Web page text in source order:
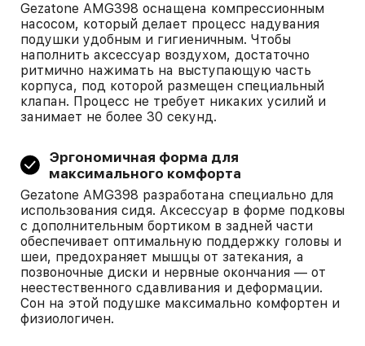
Gezatone AMG398 оснащена компрессионным
насосом, который делает процесс надувания
подушки удобным и гигиеничным. Чтобы
наполнить аксессуар воздухом, достаточно
ритмично нажимать на выступающую часть
корпуса, под которой размещен специальный
клапан. Процесс не требует никаких усилий и
занимает не более 30 секунд.
Эргономичная форма для
максимального комфорта
Gezatone AMG398 разработана специально для
использования сидя. Аксессуар в форме подковы
с дополнительным бортиком в задней части
обеспечивает оптимальную поддержку головы и
шеи, предохраняет мышцы от затекания, а
позвоночные диски и нервные окончания — от
неестественного сдавливания и деформации.
Сон на этой подушке максимально комфортен и
физиологичен.